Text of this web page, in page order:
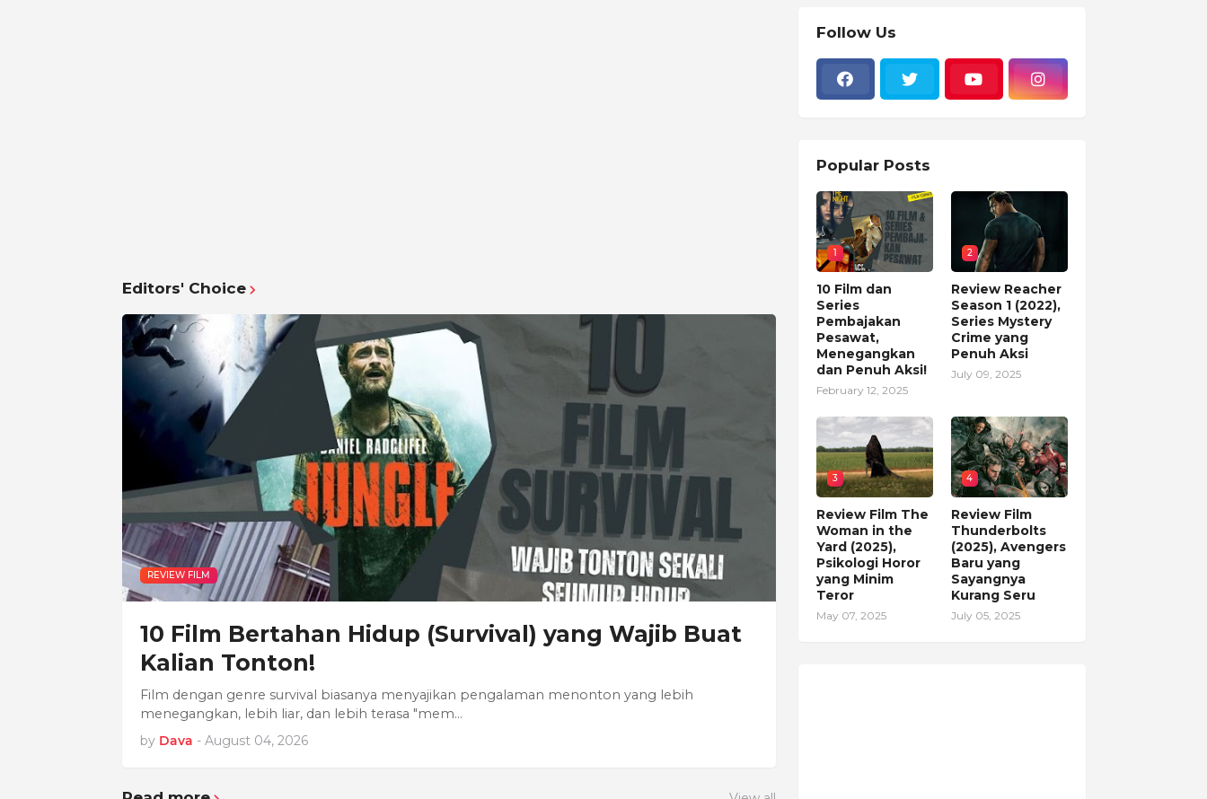
Editors' Choice
REVIEW FILM
10 Film Bertahan Hidup (Survival) yang Wajib Buat
Kalian Tonton!
Film dengan genre survival biasanya menyajikan pengalaman menonton yang lebih
menegangkan, lebih liar, dan lebih terasa "mem…
by Dava - August 04, 2026
Follow Us
Popular Posts
1
10 Film dan
Series
Pembajakan
Pesawat,
Menegangkan
dan Penuh Aksi!
February 12, 2025
2
Review Reacher
Season 1 (2022),
Series Mystery
Crime yang
Penuh Aksi
July 09, 2025
3
Review Film The
Woman in the
Yard (2025),
Psikologi Horor
yang Minim
Teror
May 07, 2025
4
Review Film
Thunderbolts
(2025), Avengers
Baru yang
Sayangnya
Kurang Seru
July 05, 2025